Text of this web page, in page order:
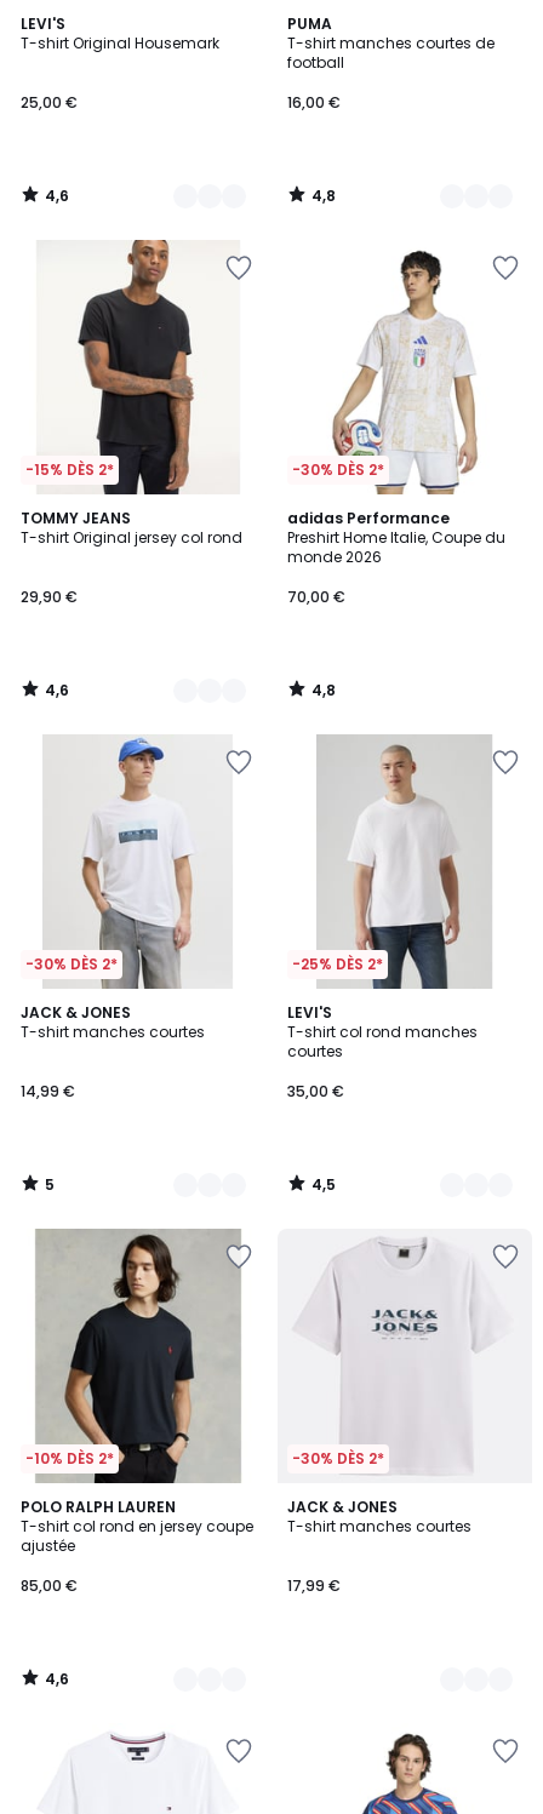
LEVI'S
T-shirt Original Housemark
25,00 €
4,6
/ 5
4
Couleurs
4,6
/
PUMA
T-shirt manches courtes de
football
16,00 €
4,8
/ 5
6
Couleurs
4,8
/
-15% DÈS 2*
TOMMY JEANS
T-shirt Original jersey col rond
29,90 €
4,6
/ 5
6
Couleurs
4,6
/
-30% DÈS 2*
adidas Performance
Preshirt Home Italie, Coupe du
monde 2026
70,00 €
4,8
/ 5
4,8
/
-30% DÈS 2*
JACK & JONES
T-shirt manches courtes
14,99 €
5
/
3
Couleurs
5
/
-25% DÈS 2*
LEVI'S
T-shirt col rond manches
courtes
35,00 €
4,5
/ 5
3
Couleurs
4,5
/
-10% DÈS 2*
POLO RALPH LAUREN
T-shirt col rond en jersey coupe
ajustée
85,00 €
4,6
/ 5
4
Couleurs
4,6
/
-30% DÈS 2*
JACK & JONES
T-shirt manches courtes
17,99 €
3
Couleurs